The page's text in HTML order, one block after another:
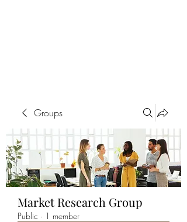
Groups
Market Research Group
Public · 1 member